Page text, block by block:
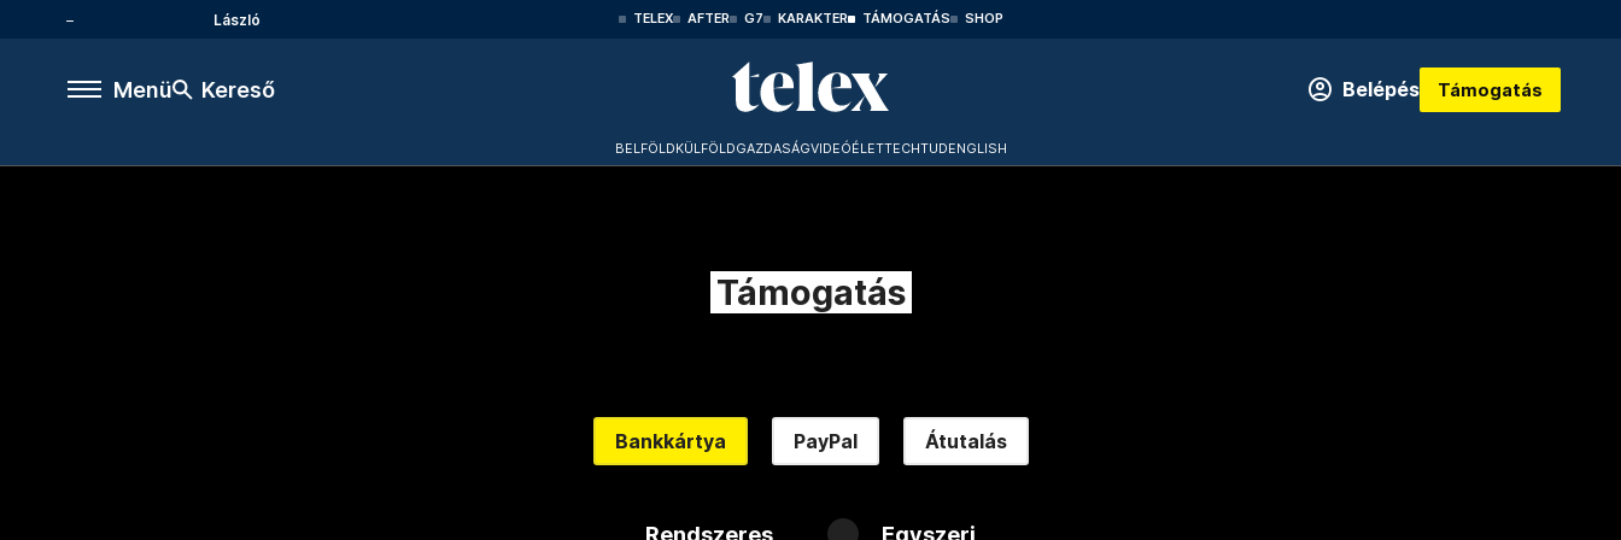
László TELEX AFTER G7 KARAKTER TÁMOGATÁS SHOP
Menü Kereső Belépés Támogatás
BELFÖLDKÜLFÖLDGAZDASÁGVIDEÓÉLETTECHTUDENGLISH
Támogatás
Bankkártya PayPal Átutalás
Rendszeres Egyszeri